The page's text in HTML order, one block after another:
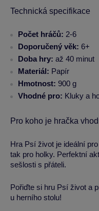
Technická specifikace
Počet hráčů: 2-6
Doporučený věk: 6+
Doba hry: až 40 minut
Materiál: Papír
Hmotnost: 900 g
Vhodné pro: Kluky a
Pro koho je hračka
Hra Psí život je ideální
tak pro holky. Perfektní
sešlosti s přáteli.
Pořiďte si hru Psí život a
u herního stolu!